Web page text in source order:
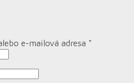
e-mailová adresa *